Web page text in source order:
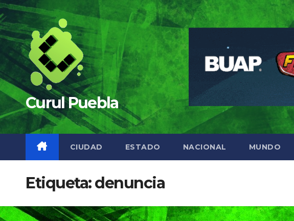
Saltar
al
contenido
Curul Puebla
CIUDAD ESTADO NACIONAL MUNDO
Etiqueta:denuncia